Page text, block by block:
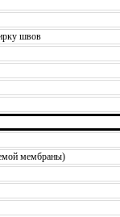
швов
мембраны)